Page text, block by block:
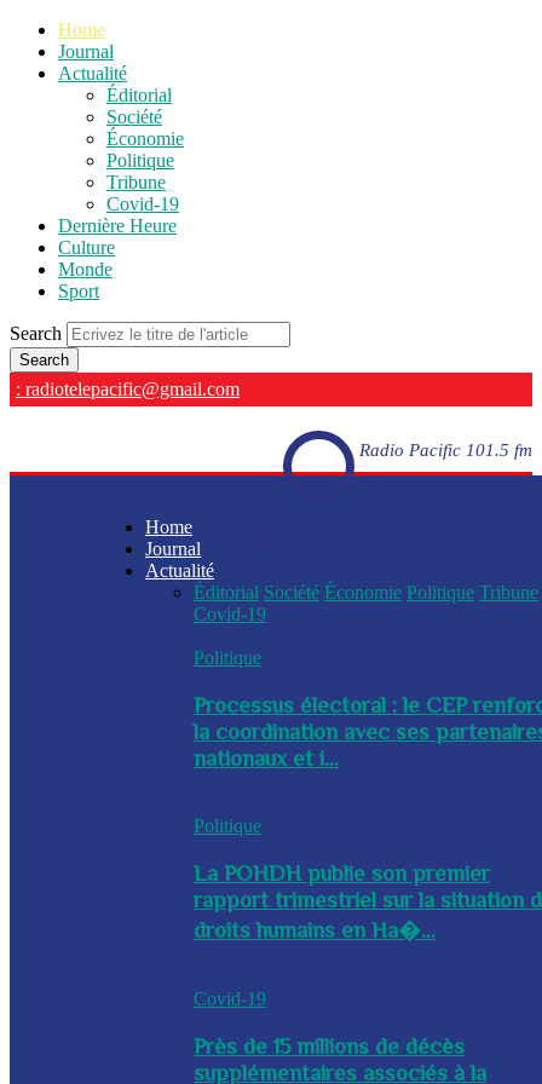
Home
Journal
Actualité
Éditorial
Société
Économie
Politique
Tribune
Covid-19
Dernière Heure
Culture
Monde
Sport
Search
: radiotelepacific@gmail.com
Radio Pacific 101.5 fm
Home
Journal
Actualité
Éditorial Société Économie Politique Tribune
Covid-19
Politique
Processus électoral : le CEP
la coordination avec ses
nationaux et i...
Politique
La POHDH publie son premier
rapport trimestriel sur la situation
droits humains en Ha�...
Covid-19
Près de 15 millions de décès
supplémentaires associés à la